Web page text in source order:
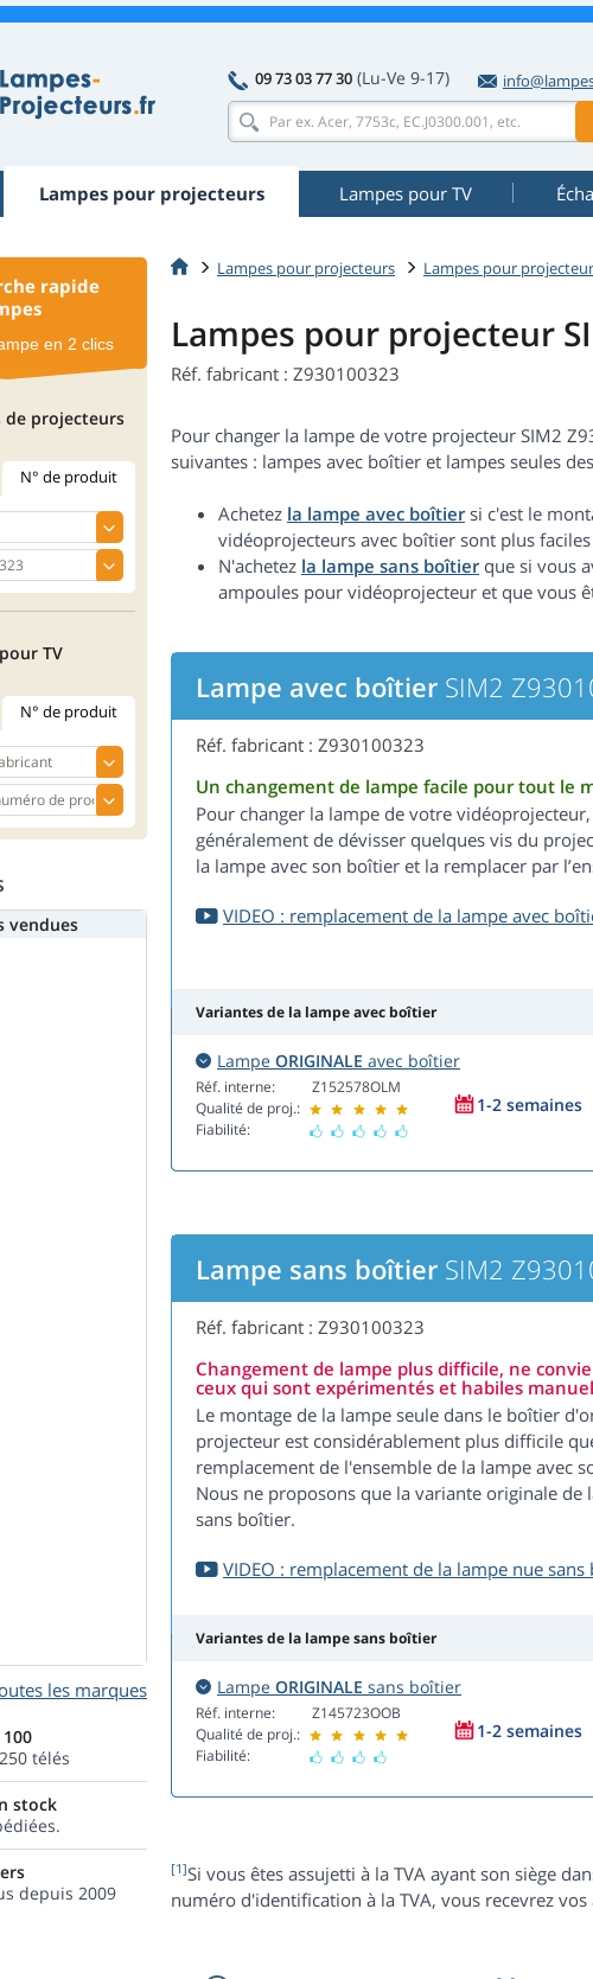
09 73 03 77 30 (Lu-Ve 9-17)
Lampes pour projecteurs Lampes pour TV
Lampes pour projecteurs Lampes pour
Lampes pour projecteur
Réf. fabricant : Z930100323
Pour changer la lampe de votre projecteur SIM2
suivantes : lampes avec boîtier et lampes seules
Achetez la lampe avec boîtiersi c'est le
vidéoprojecteurs avec boîtier sont plus
N'achetez la lampe sans boîtierque si vous
ampoules pour vidéoprojecteur et que vous
Lampe avec boîtier SIM2
Réf. fabricant : Z930100323
Un changement de lampe facile pour tout le
Pour changer la lampe de votre
généralement de dévisser quelques vis du
la lampe avec son boîtier et la remplacer par
VIDEO : remplacement de la lampe avec
Variantes de la lampe avec boîtier
Lampe ORIGINALE avec boîtier
Réf. interne:
Qualité de proj.:
Fiabilité:
Z152578OLM
1-2 semaines
Lampe sans boîtier SIM2
Réf. fabricant : Z930100323
Changement de lampe plus difficile, ne
ceux qui sont expérimentés et habiles
Le montage de la lampe seule dans le boîtier
projecteur est considérablement plus difficile
remplacement de l'ensemble de la lampe avec
Nous ne proposons que la variante originale de
sans boîtier.
VIDEO : remplacement de la lampe nue
Variantes de la lampe sans boîtier
Lampe ORIGINALE sans boîtier
Réf. interne:
Qualité de proj.:
Fiabilité:
Z145723OOB
1-2 semaines
[1]Si vous êtes assujetti à la TVA ayant son siège
numéro d'identification à la TVA, vous recevrez
rapide
en 2 clics
de projecteurs
N° de produit
TV
N° de produit
vendues
les marques
télés
stock
depuis 2009